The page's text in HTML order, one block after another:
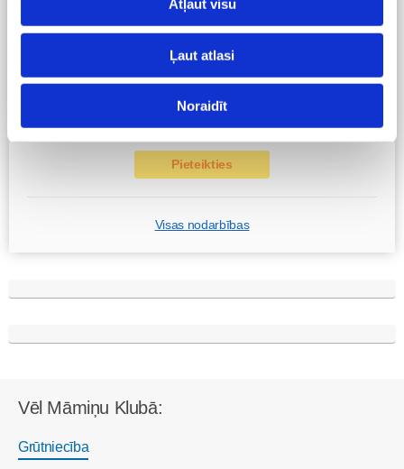
Atļaut visu
Ļaut atlasi
Noraidīt
Grūtnieču masāža, pēcdzemdību masāža, ķermeņa
masāža Māmiņu klubā pie masāžas speciālistes Olgas
Ķermeņa masāža
Pieteikties
Visas nodarbības
Vēl Māmiņu Klubā:
Grūtniecība